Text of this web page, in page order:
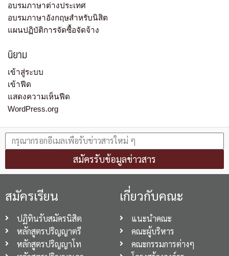
อบรมภาษาต่างประเทศ
อบรมภาษาอังกฤษสำหรับนิสิต
แผนปฏิบัติการจัดซื้อจัดจ้าง
นิยาม
เข้าสู่ระบบ
เข้าฟีด
แสดงความเห็นฟีด
WordPress.org
สมัครรับข้อมูลข่าวสาร
สมัครเรียน
ปฏิทินรับสมัครนิสิต
หลักสูตรปริญญาตรี
หลักสูตรปริญญาโท
เกี่ยวกับคณะ
แนะนำคณะ
คณะผู้บริหาร
คณะกรรมการต่างๆ